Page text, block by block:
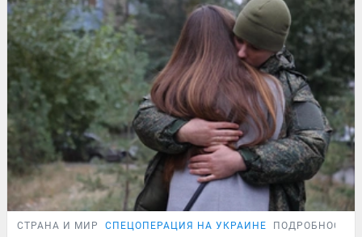
СТРАНА И МИР СПЕЦОПЕРАЦИЯ НА УКРАИНЕ ПОДРОБНОСТИ